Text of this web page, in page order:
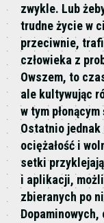
zwykle. Lub
trudne życie w
przeciwnie,
człowieka z
Owszem, to
ale kultywując
w tym
Ostatnio jednak
ociężałość i
setki
i aplikacji,
zbieranych po